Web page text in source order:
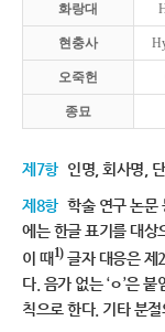
화랑대
현충사
오죽헌
종묘
제7항 인명, 회사명,
제8항 학술 연구 논문
에는 한글 표기를 대상
이 때1)글자 대응은 제2
다. 음가 없는 ‘ㅇ’은
칙으로 한다. 기타 분